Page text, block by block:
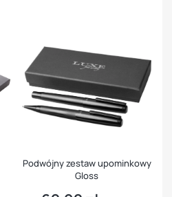
Podwójny zestaw upominkowy
Gloss